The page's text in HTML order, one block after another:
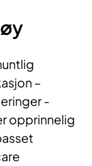
–
-
opprinnelig